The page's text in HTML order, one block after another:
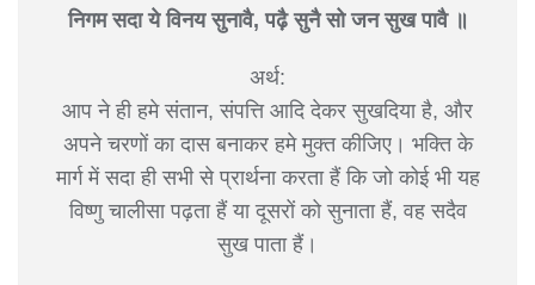
निगम सदा ये विनय सुनावै, पढ़ै सुनै सो जन सुख पावै ॥
अर्थ:
आप ने ही हमे संतान, संपत्ति आदि देकर सुखदिया है, और
अपने चरणों का दास बनाकर हमे मुक्त कीजिए। भक्ति के
मार्ग में सदा ही सभी से प्रार्थना करता हैं कि जो कोई भी यह
विष्णु चालीसा पढ़ता हैं या दूसरों को सुनाता हैं, वह सदैव
सुख पाता हैं।